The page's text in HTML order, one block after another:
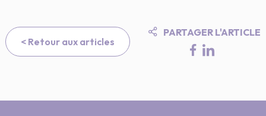
< Retour aux articles
PARTAGER L'ARTICLE